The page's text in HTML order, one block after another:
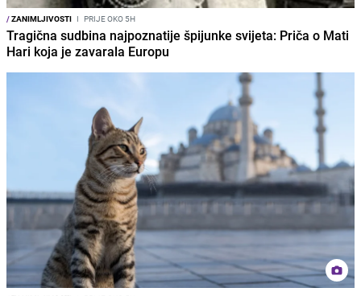
/ZANIMLJIVOSTI I PRIJE OKO 5H
Tragična sudbina najpoznatije špijunke svijeta: Priča o Mati
Hari koja je zavarala Europu